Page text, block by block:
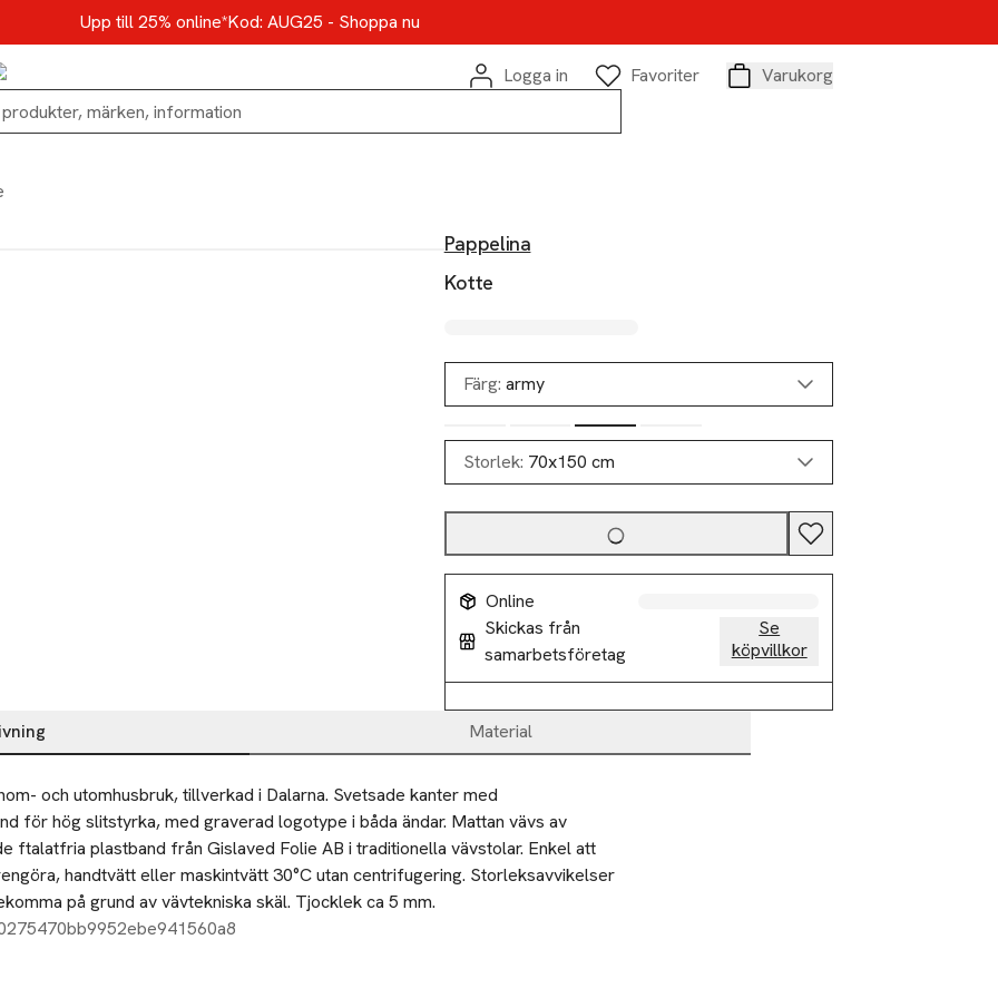
Upp till 25% online*Kod: AUG25 - Shoppa nu
Logga in
Favoriter
Varukorg
Pappelina
Kotte
Färg: army
Storlek: 70x150 cm
Online
Skickas från
samarbetsföretag
Se
köpvillkor
Material
och utomhusbruk, tillverkad i Dalarna. Svetsade kanter med
för hög slitstyrka, med graverad logotype i båda ändar. Mattan vävs av
ftalatfria plastband från Gislaved Folie AB i traditionella vävstolar. Enkel att
handtvätt eller maskintvätt 30°C utan centrifugering. Storleksavvikelser
på grund av vävtekniska skäl. Tjocklek ca 5 mm.